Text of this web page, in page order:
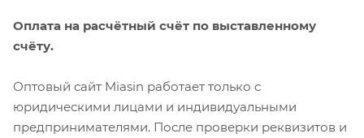
Оплата на расчётный счёт по выставленному
счёту.
Оптовый сайт Miasin работает только с
юридическими лицами и индивидуальными
предпринимателями. После проверки реквизитов и